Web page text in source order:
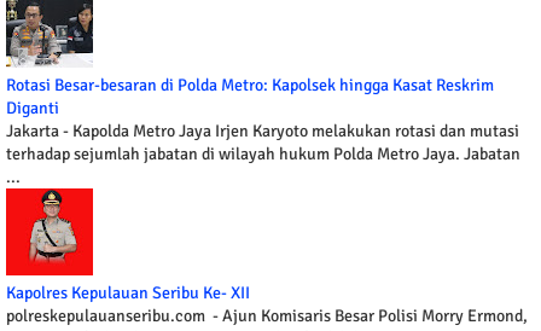
Rotasi Besar-besaran di Polda Metro: Kapolsek hingga Kasat Reskrim
Diganti
Jakarta - Kapolda Metro Jaya Irjen Karyoto melakukan rotasi dan mutasi
terhadap sejumlah jabatan di wilayah hukum Polda Metro Jaya. Jabatan
...
Kapolres Kepulauan Seribu Ke- XII
polreskepulauanseribu.com - Ajun Komisaris Besar Polisi Morry Ermond,